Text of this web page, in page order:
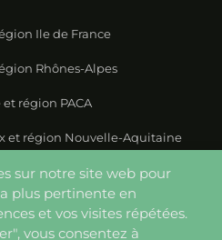
Ile de France
Rhônes-Alpes
région PACA
et région Nouvelle-Aquitaine
région Pays-de-la-Loire
Nord
sur notre site web pour
plus pertinente en
et vos visites répétées.
vous consentez à